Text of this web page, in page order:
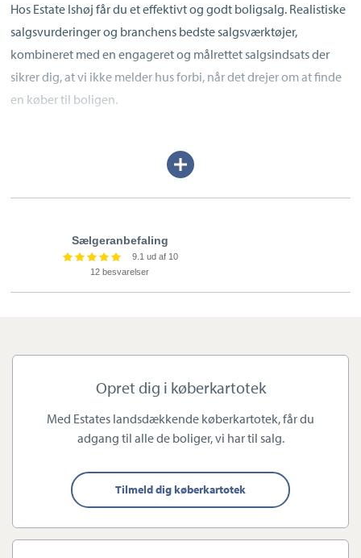
Hos Estate Ishøj får du et effektivt og godt boligsalg. Realistiske
salgsvurderinger og branchens bedste salgsværktøjer,
kombineret med en engageret og målrettet salgsindsats der
sikrer dig, at vi ikke melder hus forbi, når det drejer om at finde
en køber til boligen.
Under navnet, Estate mæglerne Ishøj, gemmer der sig mange
års erfaring med alle former for boligsalg, herunder
indenfor boligsalg.
Vores arbejde tager udgangspunkt i et tillidsforhold til alle
sælgere og købere. Nøgleordene er:
Integritet, præcision, humor og god energi
Vi har gennem mange år opbygget et stærkt netværk, og har
mange tilbagevendende ambassadører
skræddersy den korrekte plan og strategi for salget
Udvid/skjul
Sælgeranbefaling
9.1 ud af 10
12 besvarelser
Opret dig i køberkartotek
Med Estates landsdækkende køberkartotek, får du
adgang til alle de boliger, vi har til salg.
Tilmeld dig køberkartotek